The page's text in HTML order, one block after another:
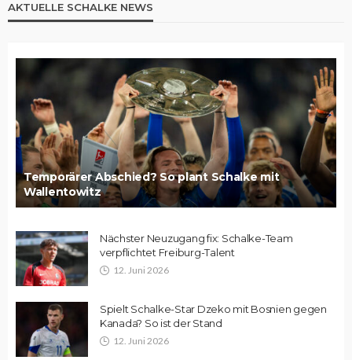
AKTUELLE SCHALKE NEWS
Temporärer Abschied? So plant Schalke mit
Wallentowitz
Nächster Neuzugang fix: Schalke-Team
verpflichtet Freiburg-Talent
12. Juni 2026
Spielt Schalke-Star Dzeko mit Bosnien gegen
Kanada? So ist der Stand
12. Juni 2026